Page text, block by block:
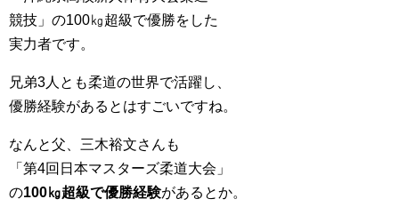
競技」の100㎏超級で優勝をした
実力者です。
兄弟3人とも柔道の世界で活躍し、
優勝経験があるとはすごいですね。
なんと父、三木裕文さんも
「第4回日本マスターズ柔道大会」
の100㎏超級で優勝経験があるとか。